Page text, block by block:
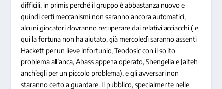
difficili, in primis perché il gruppo è abbastanza nuovo e
quindi certi meccanismi non saranno ancora automatici,
alcuni giocatori dovranno recuperare dai relativi acciacchi ( e
qui la fortuna non ha aiutato, già mercoledì saranno assenti
Hackett per un lieve infortunio, Teodosic con il solito
problema all’anca, Abass appena operato, Shengelia e Jaiteh
anch’egli per un piccolo problema), e gli avversari non
staranno certo a guardare. Il pubblico, specialmente nelle